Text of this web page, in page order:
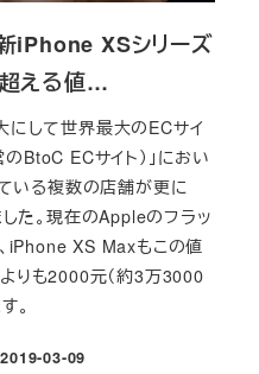
iPhone XSシリーズ
える値…
にして世界最大のECサイ
のBtoC ECサイト）」におい
いる複数の店舗が更に
た。現在のAppleのフラッ
iPhone XS Maxもこの値
りも2000元（約3万3000
。
投稿日
2019-03-09